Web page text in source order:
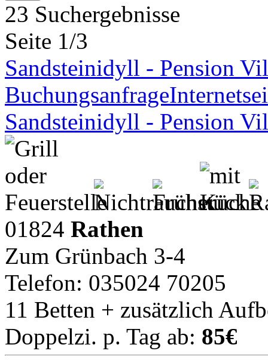
23 Suchergebnisse
Seite 1/3
Sandsteinidyll - Pension
Buchungsanfrage
Sandsteinidyll - Pension
01824 Rathen
Zum Grünbach 3-4
Telefon: 035024 70205
11 Betten + zusätzlich
Doppelzi. p. Tag ab: 85€